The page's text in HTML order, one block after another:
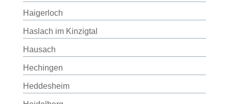
Haigerloch
Haslach im Kinzigtal
Hausach
Hechingen
Heddesheim